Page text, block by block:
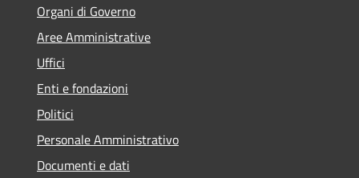
Organi di Governo
Aree Amministrative
Uffici
Enti e fondazioni
Politici
Personale Amministrativo
Documenti e dati